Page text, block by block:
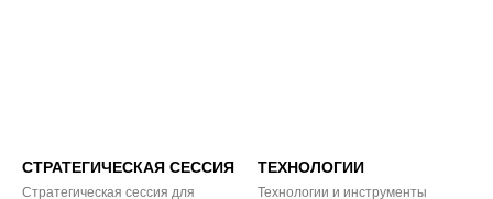
СТРАТЕГИЧЕСКАЯ СЕССИЯ
Стратегическая сессия для
ТЕХНОЛОГИИ
Технологии и инструменты